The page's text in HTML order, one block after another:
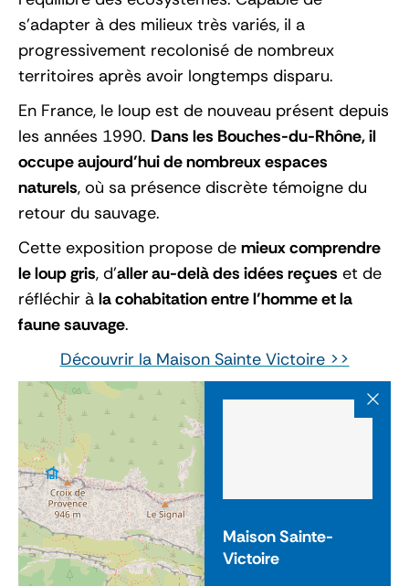
s’adapter à des milieux très variés, il a
progressivement recolonisé de nombreux
territoires après avoir longtemps disparu.
En France, le loup est de nouveau présent depuis
les années 1990. Dans les Bouches-du-Rhône, il
occupe aujourd’hui de nombreux espaces
naturels, où sa présence discrète témoigne du
retour du sauvage.
Cette exposition propose de mieux comprendre
le loup gris, d’aller au-delà des idées reçues et de
réfléchir à la cohabitation entre l’homme et la
faune sauvage.
Découvrir la Maison Sainte Victoire >>
Maison Sainte-
Victoire